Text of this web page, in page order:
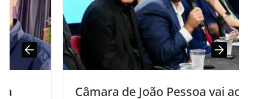
Câmara de João Pessoa vai ao Bessa